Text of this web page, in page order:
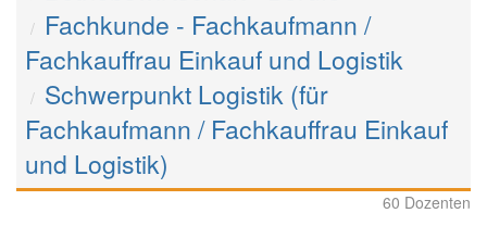
Fachkunde - Fachkaufmann /
Fachkauffrau Einkauf und Logistik
Schwerpunkt Logistik (für
Fachkaufmann / Fachkauffrau Einkauf
und Logistik)
60 Dozenten